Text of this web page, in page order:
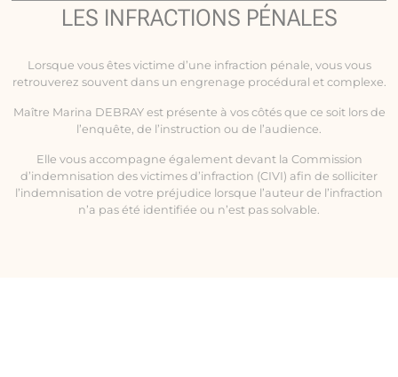
LES INFRACTIONS PÉNALES
Lorsque vous êtes victime d’une infraction pénale, vous vous
retrouverez souvent dans un engrenage procédural et complexe.
Maître Marina DEBRAY est présente à vos côtés que ce soit lors de
l’enquête, de l’instruction ou de l’audience.
Elle vous accompagne également devant la Commission
d’indemnisation des victimes d’infraction (CIVI) afin de solliciter
l’indemnisation de votre préjudice lorsque l’auteur de l’infraction
n’a pas été identifiée ou n’est pas solvable.